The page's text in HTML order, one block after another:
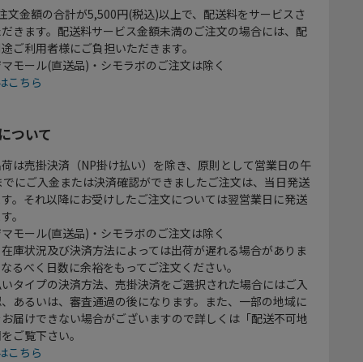
文金額の合計が5,500円(税込)以上で、配送料をサービスさ
きます。配送料サービス金額未満のご注文の場合には、配
ご利用者様にご負担いただきます。
モール(直送品)・シモラボのご注文は除く
こちら
ついて
は売掛決済（NP掛け払い）を除き、原則として営業日の午
にご入金または決済確認ができましたご注文は、当日発送
。それ以降にお受けしたご注文については翌営業日に発送
。
モール(直送品)・シモラボのご注文は除く
庫状況及び決済方法によっては出荷が遅れる場合がありま
るべく日数に余裕をもってご注文ください。
タイプの決済方法、売掛決済をご選択された場合にはご入
あるいは、審査通過の後になります。また、一部の地域に
届けできない場合がございますので詳しくは「配送不可地
ご覧下さい。
こちら